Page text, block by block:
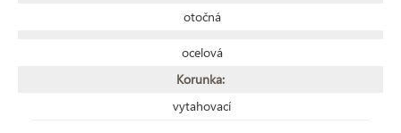
otočná
ocelová
Korunka:
vytahovací